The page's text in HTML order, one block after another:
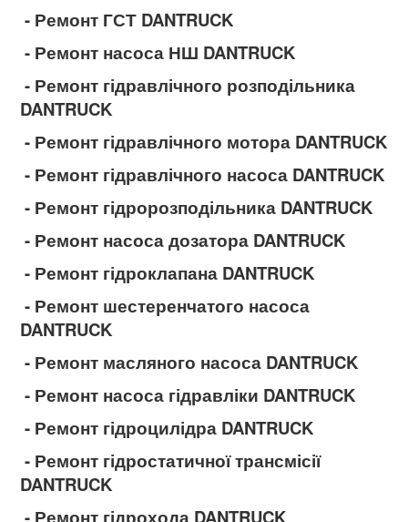
- Ремонт ГСТ DANTRUCK
- Ремонт насоса НШ DANTRUCK
- Ремонт гідравлічного розподільника
DANTRUCK
- Ремонт гідравлічного мотора DANTRUCK
- Ремонт гідравлічного насоса DANTRUCK
- Ремонт гідророзподільника DANTRUCK
- Ремонт насоса дозатора DANTRUCK
- Ремонт гідроклапана DANTRUCK
- Ремонт шестеренчатого насоса
DANTRUCK
- Ремонт масляного насоса DANTRUCK
- Ремонт насоса гідравліки DANTRUCK
- Ремонт гідроцилідра DANTRUCK
- Ремонт гідростатичної трансмісії
DANTRUCK
- Ремонт гідрохода DANTRUCK